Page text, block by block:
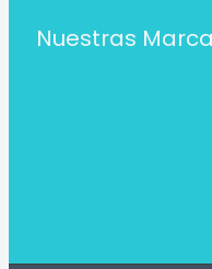
Nuestras